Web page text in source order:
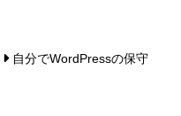
自分でWordPressの保守